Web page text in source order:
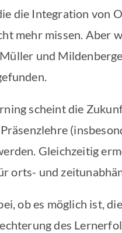
die Integration von
mehr missen. Aber
und
scheint die
Gleichzeitig
orts- und
ob es möglich ist,
des